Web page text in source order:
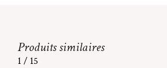
Produits similaires
1/ 15